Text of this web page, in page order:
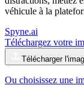
véhicule à la
Spyne.ai
Téléchargez votre
Télécharger
Ou choisissez une